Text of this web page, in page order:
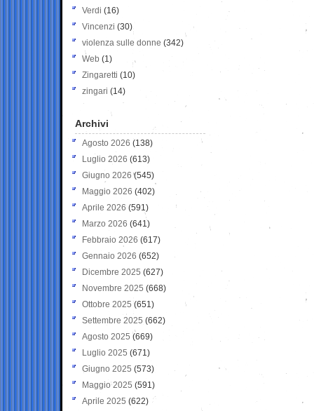
Verdi (16)
Vincenzi (30)
violenza sulle donne (342)
Web (1)
Zingaretti (10)
zingari (14)
Archivi
Agosto 2026 (138)
Luglio 2026 (613)
Giugno 2026 (545)
Maggio 2026 (402)
Aprile 2026 (591)
Marzo 2026 (641)
Febbraio 2026 (617)
Gennaio 2026 (652)
Dicembre 2025 (627)
Novembre 2025 (668)
Ottobre 2025 (651)
Settembre 2025 (662)
Agosto 2025 (669)
Luglio 2025 (671)
Giugno 2025 (573)
Maggio 2025 (591)
Aprile 2025 (622)